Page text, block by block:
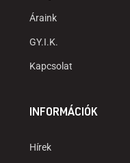
Áraink
GY.I.K.
Kapcsolat
INFORMÁCIÓK
Hírek